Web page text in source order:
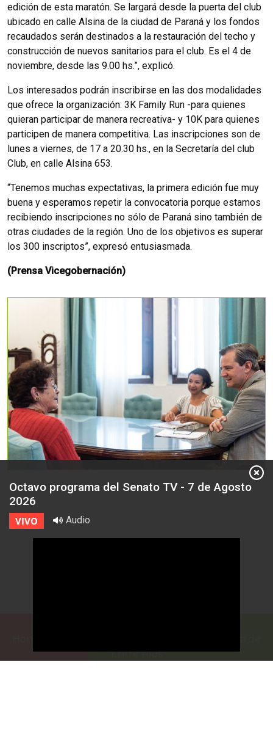
edición de esta maratón. Se largará desde la puerta del club
ubicado en calle Alsina de la ciudad de Paraná y los fondos
recaudados serán destinados a la restauración del techo y
construcción de nuevos sanitarios para el club. Es el 4 de
noviembre, desde las 9.00 hs.”, explicó.
Los interesados podrán inscribirse en las dos modalidades
que ofrece la organización: 3K Family Run -para quienes
quieran participar de manera recreativa- y 10K para quienes
participen de manera competitiva. Las inscripciones son de
lunes a viernes, de 17 a 20.30 hs., en la Secretaría del club
Club, en calle Alsina 653.
“Tenemos muchas expectativas, la primera edición fue muy
buena y esperamos repetir la convocatoria porque estamos
recibiendo inscripciones no sólo de Paraná sino también de
otras ciudades de la región. Uno de los objetivos es superar
los 300 inscriptos”, expresó entusiasmada.
(Prensa Vicegobernación)
Entre Ríos
Octavo programa del Senato TV - 7 de Agosto
2026
VIVO Audio